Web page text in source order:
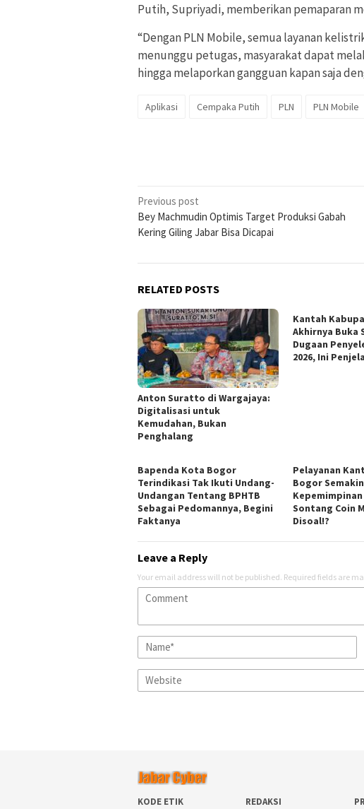
Putih, Supriyadi, memberikan pemaparan
“Dengan PLN Mobile, semua layanan
menunggu petugas, masyarakat dapat
hingga melaporkan gangguan kapan saja
Aplikasi Cempaka Putih PLN PLN Mobile
Post
navigation
Previous post
Bey Machmudin Optimis Target Produksi Gabah
Kering Giling Jabar Bisa Dicapai
RELATED POSTS
Anton Suratto di Wargajaya:
Digitalisasi untuk
Kemudahan, Bukan
Penghalang
Kantah
Akhirnya Buka
Dugaan
2026, Ini
Bapenda Kota Bogor
Terindikasi Tak Ikuti Undang-
Undangan Tentang BPHTB
Sebagai Pedomannya, Begini
Faktanya
Pelayanan
Bogor
Sontang Coin
Disoal!?
Leave a Reply
Your email address will not be published. Required fields are
KODE ETIK REDAKSI